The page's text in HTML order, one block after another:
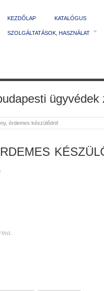
KEZDŐLAP KATALÓGUS
SZOLGÁLTATÁSOK, HASZNÁLAT
érdemes készülődni!